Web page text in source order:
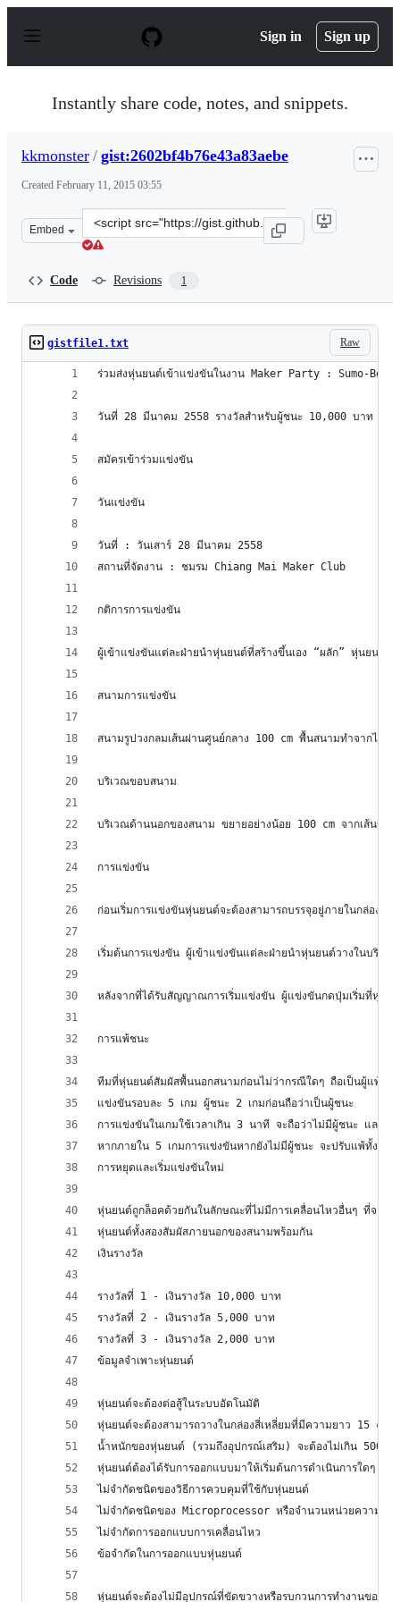
p
Sign in Sign up
Instantly share code, notes, and snippets.
kkmonster / gist:2602bf4b76e43a83aebe
Created February 11, 2015 03:55
Embed
Clone
this
Code Revisions 1
Raw
gistfile1.txt
ร่วมส่งหุ่นยนต์เข้าแข่งขันในงาน Maker Party : Sumo-
วันที่ 28 มีนาคม 2558 รางวัลสำหรับผู้ชนะ 10,000 บาท
สมัครเข้าร่วมแข่งขัน
วันแข่งขัน
วันที่ : วันเสาร์ 28 มีนาคม 2558
สถานที่จัดงาน : ชมรม Chiang Mai Maker Club
กติการการแข่งขัน
ผู้เข้าแข่งขันแต่ละฝ่ายนำหุ่นยนต์ที่สร้างขึ้นเอง “ผลัก” หุ่นยนต์
สนามการแข่งขัน
สนามรูปวงกลมเส้นผ่านศูนย์กลาง 100 cm พื้นสนามทำจากไ
บริเวณขอบสนาม
บริเวณด้านนอกของสนาม ขยายอย่างน้อย 100 cm จากเส้นขอ
การแข่งขัน
ก่อนเริ่มการแข่งขันหุ่นยนต์จะต้องสามารถบรรจุอยู่ภายในกล่อง
เริ่มต้นการแข่งขัน ผู้เข้าแข่งขันแต่ละฝ่ายนำหุ่นยนต์วางในบริเว
หลังจากที่ได้รับสัญญาณการเริ่มแข่งขัน ผู้แข่งขันกดปุ่มเริ่มที่หุ่นย
การแพ้ชนะ
ทีมที่หุ่นยนต์สัมผัสพื้นนอกสนามก่อนไม่ว่ากรณีใดๆ ถือเป็นผู้แพ้
แข่งขันรอบละ 5 เกม ผู้ชนะ 2 เกมก่อนถือว่าเป็นผู้ชนะ
การแข่งขันในเกมใช้เวลาเกิน 3 นาที จะถือว่าไม่มีผู้ชนะ และเริ่
หากภายใน 5 เกมการแข่งขันหากยังไม่มีผู้ชนะ จะปรับแพ้ทั้งคู่
การหยุดและเริ่มแข่งขันใหม่
หุ่นยนต์ถูกล็อคด้วยกันในลักษณะที่ไม่มีการเคลื่อนไหวอื่นๆ ที่จะทำ
หุ่นยนต์ทั้งสองสัมผัสภายนอกของสนามพร้อมกัน
เงินรางวัล
รางวัลที่ 1 - เงินรางวัล 10,000 บาท
รางวัลที่ 2 - เงินรางวัล 5,000 บาท
รางวัลที่ 3 - เงินรางวัล 2,000 บาท
ข้อมูลจำเพาะหุ่นยนต์
หุ่นยนต์จะต้องต่อสู้ในระบบอัตโนมัติ
หุ่นยนต์จะต้องสามารถวางในกล่องสี่เหลี่ยมที่มีความยาว 15
น้ำหนักของหุ่นยนต์ (รวมถึงอุปกรณ์เสริม) จะต้องไม่เกิน 500 ก
หุ่นยนต์ต้องได้รับการออกแบบมาให้เริ่มต้นการดำเนินการใดๆ ห
ไม่จำกัดชนิดของวิธีการควบคุมที่ใช้กับหุ่นยนต์
ไม่จำกัดชนิดของ Microprocessor หรือจำนวนหน่วยความจำ
ไม่จำกัดการออกแบบการเคลื่อนไหว
ข้อจำกัดในการออกแบบหุ่นยนต์
หุ่นยนต์จะต้องไม่มีอุปกรณ์ที่ขัดขวางหรือรบกวนการทำงานของ